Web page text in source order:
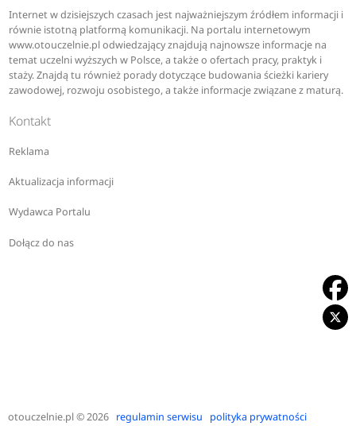
Internet w dzisiejszych czasach jest najważniejszym źródłem informacji i
równie istotną platformą komunikacji. Na portalu internetowym
www.otouczelnie.pl odwiedzający znajdują najnowsze informacje na
temat uczelni wyższych w Polsce, a także o ofertach pracy, praktyk i
staży. Znajdą tu również porady dotyczące budowania ścieżki kariery
zawodowej, rozwoju osobistego, a także informacje związane z maturą.
Kontakt
Reklama
Aktualizacja informacji
Wydawca Portalu
Dołącz do nas
otouczelnie.pl© 2026 regulamin serwisu polityka prywatności